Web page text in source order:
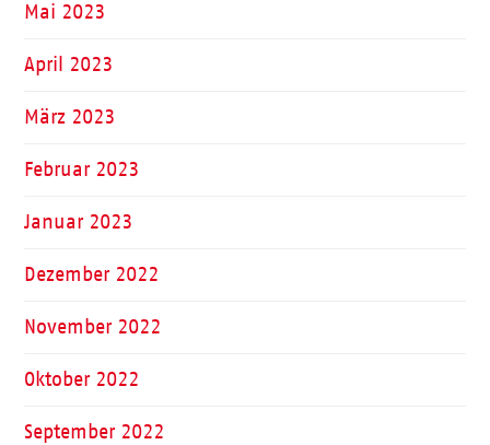
Mai 2023
April 2023
März 2023
Februar 2023
Januar 2023
Dezember 2022
November 2022
Oktober 2022
September 2022